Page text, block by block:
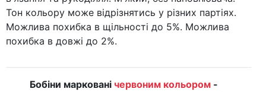
Тон кольору може відрізнятись у різних партіях.
Можлива похибка в щільності до 5%. Можлива
похибка в довжі до 2%.
Бобіни марковані червоним кольором -